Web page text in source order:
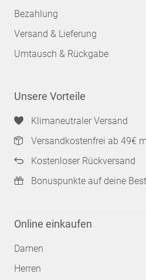
Bezahlung
Versand & Lieferung
Umtausch & Rückgabe
Unsere Vorteile
Klimaneutraler Versand
Versandkostenfrei ab 49€
Kostenloser Rückversand
Bonuspunkte auf deine
Online einkaufen
Damen
Herren